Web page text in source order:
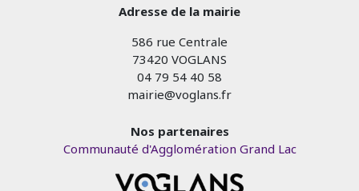
Adresse de la mairie
586 rue Centrale
73420 VOGLANS
04 79 54 40 58
mairie@voglans.fr
Nos partenaires
Communauté d'Agglomération Grand Lac